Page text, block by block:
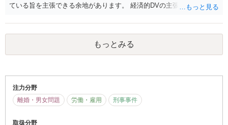
ている旨を主張できる余地があります。 経済的DVの主張をするために
金額 ・家計を主に管理しているのは誰か ・夫婦間で家計に関する話し
合いをしたことはあるか 等のご事情を踏まえて検討する必要がありま
す。 ご事情によっては、同居中の時点で、婚姻費用（生活費）の分担
請求調停を裁判所に申し立てることを検討すべきです。 お子様を置い
問ですが、お子様の監護を放棄したという認定がされ、親権（監護
権）獲得において不利になるリスクがあります。 また、「突然出てい
く」具体的な方法や、その後の対応によっては、夫の態度が難化し、
離婚成立が遠のいてしまうリスクもあろうかと存じます。 ご夫婦で離
婚の話し合いができているか（できそうか）、離婚をする場合争いに
もっとみる
注力分野
離婚・男女問題
労働・雇用 刑事事件
取扱分野